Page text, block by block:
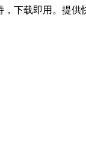
，下载即用。提供